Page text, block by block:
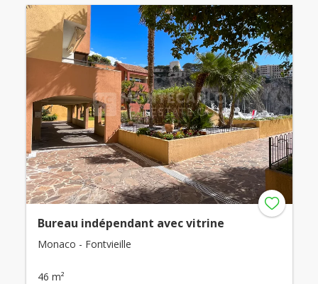
Bureau indépendant avec vitrine
Monaco - Fontvieille
46 m²